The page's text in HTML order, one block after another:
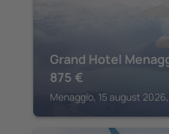
Grand Hotel
875 €
Menaggio, 15 august